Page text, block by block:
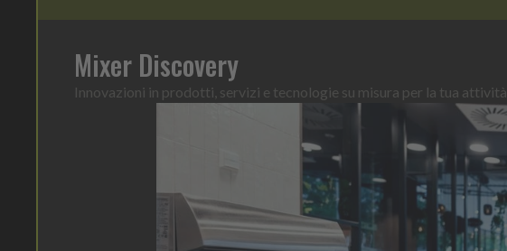
Mixer Discovery
Innovazioni in prodotti, servizi e tecnologie su misura per la tua attività